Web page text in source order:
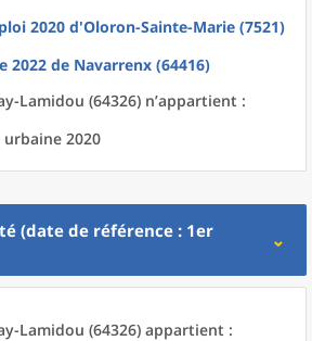
2020 d'Oloron-Sainte-Marie (7521)
2022 de Navarrenx (64416)
Lamidou (64326) n’appartient :
2020
(date de référence : 1er
Lamidou (64326) appartient :